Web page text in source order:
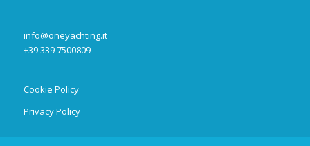
info@oneyachting.it
+39 339 7500809
Cookie Policy
Privacy Policy